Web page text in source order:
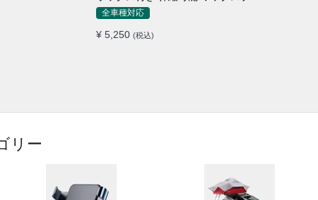
シ 洗車ブラシ
全車種対応
¥ 5,250 (税込)
リー